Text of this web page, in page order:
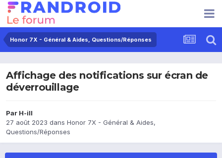
Honor 7X - Général & Aides, Questions/Réponses
Affichage des notifications sur écran de
déverrouillage
Par H-ill
27 août 2023 dans Honor 7X - Général & Aides,
Questions/Réponses